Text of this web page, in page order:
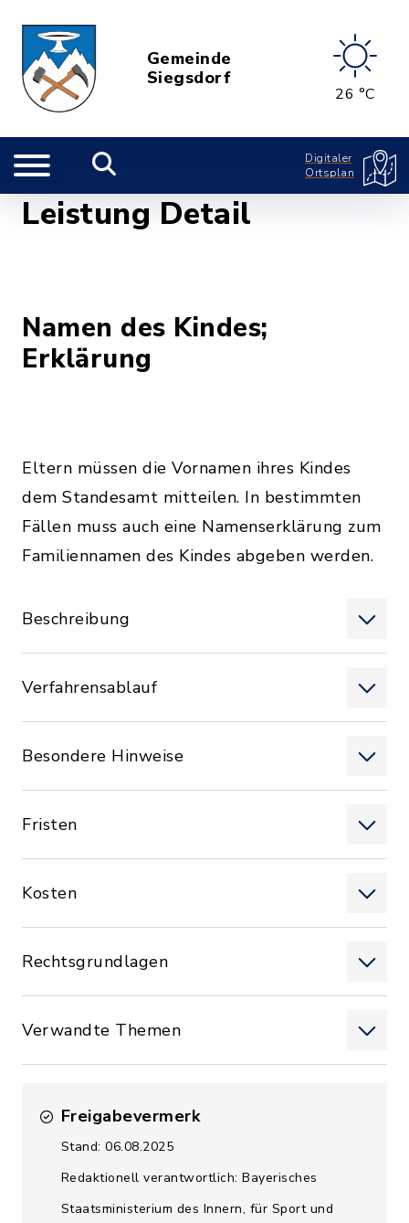
Gemeinde
Siegsdorf
26 °C
Digitaler
Ortsplan
Leistung Detail
Namen des Kindes;
Erklärung
Eltern müssen die Vornamen ihres Kindes
dem Standesamt mitteilen. In bestimmten
Fällen muss auch eine Namenserklärung zum
Familiennamen des Kindes abgeben werden.
Beschreibung
Verfahrensablauf
Besondere Hinweise
Fristen
Kosten
Rechtsgrundlagen
Verwandte Themen
Freigabevermerk
Stand: 06.08.2025
Redaktionell verantwortlich: Bayerisches
Staatsministerium des Innern, für Sport und